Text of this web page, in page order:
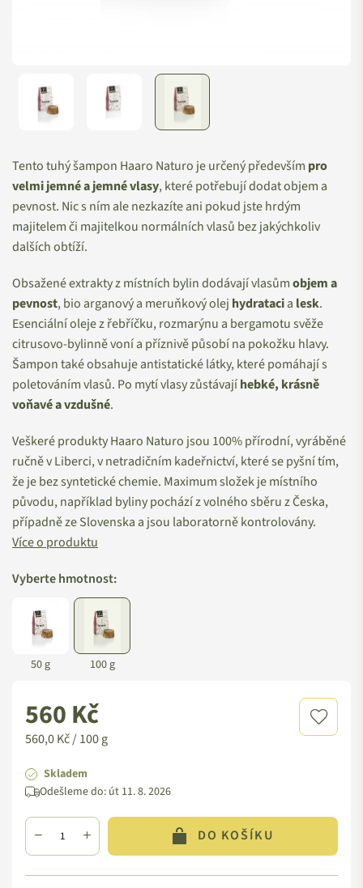
Tento tuhý šampon Haaro Naturo je určený především pro
velmi jemné a jemné vlasy, které potřebují dodat objem a
pevnost. Nic s ním ale nezkazíte ani pokud jste hrdým
majitelem či majitelkou normálních vlasů bez jakýchkoliv
dalších obtíží.
Obsažené extrakty z místních bylin dodávají vlasůmobjem a
pevnost, bio arganový a meruňkový olej hydratacia lesk.
Esenciální oleje z řebříčku, rozmarýnu a bergamotu svěže
citrusovo-bylinně voní a příznivě působí na pokožku hlavy.
Šampon také obsahuje antistatické látky, které pomáhají s
poletováním vlasů. Po mytí vlasy zůstávajíhebké, krásně
voňavé a vzdušné.
Veškeré produkty Haaro Naturo jsou 100% přírodní, vyráběné
ručně v Liberci, v netradičním kadeřnictví, které se pyšní tím,
že je bez syntetické chemie. Maximum složek je místního
původu, například byliny pochází z volného sběru z Česka,
případně ze Slovenska a jsou laboratorně kontrolovány.
Více o produktu
Vyberte hmotnost:
50 g 100 g
Standardní
cena
560 Kč
560,0 Kč / 100 g
Skladem
Odešleme do: út 11. 8. 2026
DO KOŠÍKU